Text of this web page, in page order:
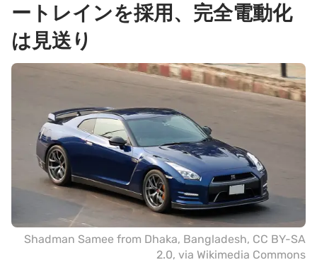
ートレインを採用、完全電動化
は見送り
Shadman Samee from Dhaka, Bangladesh, CC BY-SA
2.0, via Wikimedia Commons